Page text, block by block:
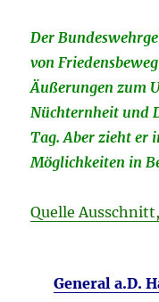
Der
von
Äußerungen zum
Nüchternheit und
Tag. Aber zieht er
Möglichkeiten in
Quelle
General a.D.